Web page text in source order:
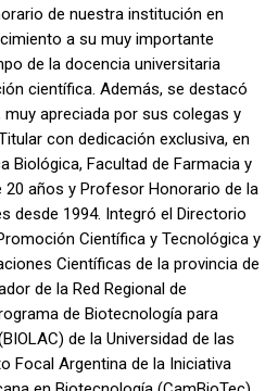
de nuestra institución en
a su muy importante
de la docencia universitaria
científica. Además, se destacó
apreciada por sus colegas y
con dedicación exclusiva, en
Biológica, Facultad de Farmacia y
20 años y Profesor Honorario de la
desde 1994. Integró el Directorio
Científica y Tecnológica y
Científicas de la provincia de
de la Red Regional de
de Biotecnología para
de la Universidad de las
Focal Argentina de la Iniciativa